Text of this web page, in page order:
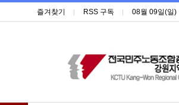
즐겨찾기 RSS 구독 08월 09일(일)